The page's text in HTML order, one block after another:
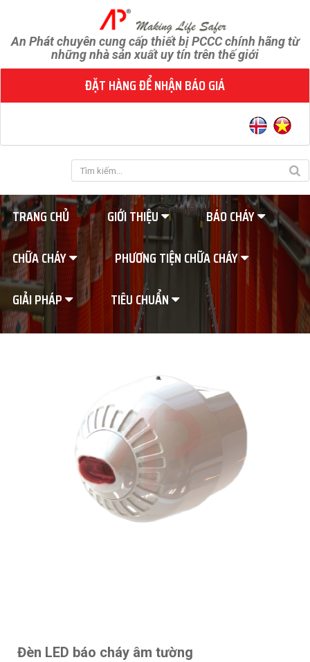
An Phát chuyên cung cấp thiết bị PCCC chính hãng từ
những nhà sản xuất uy tín trên thế giới
ĐẶT HÀNG ĐỂ NHẬN BÁO GIÁ
TRANG CHỦ GIỚI THIỆU
BÁO CHÁY
CHỮA CHÁY
PHƯƠNG TIỆN CHỮA CHÁY
GIẢI PHÁP
TIÊU CHUẨN
Đèn LED báo cháy âm tường